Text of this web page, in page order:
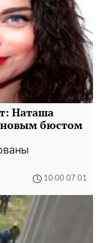
Наташа
новым бюстом
10:00 07.01